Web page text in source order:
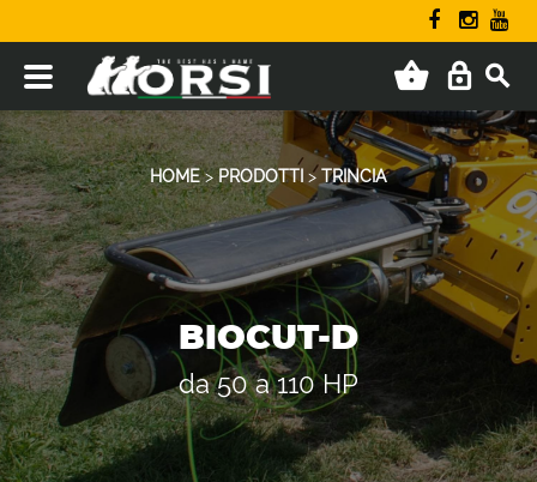
HOME>PRODOTTI > TRINCIA
BIOCUT-D
da 50 a 110 HP